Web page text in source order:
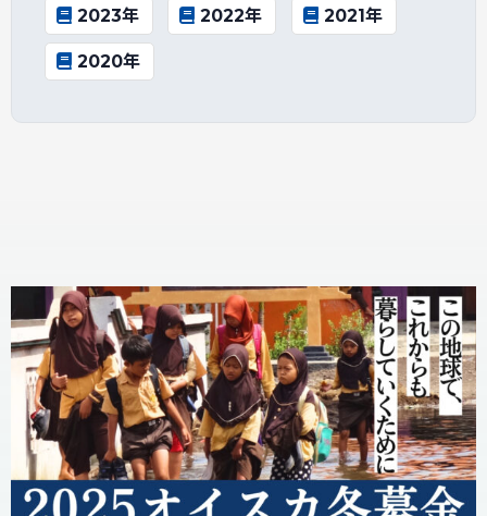
2023年 2022年 2021年
2020年